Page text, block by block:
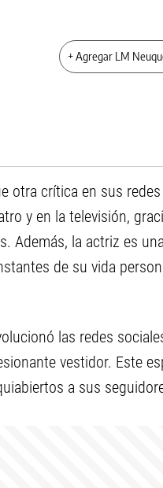
+ Agregar LM
otra crítica en sus
y en la televisión,
Además, la actriz es
de su vida
las redes
vestidor. Este
a sus